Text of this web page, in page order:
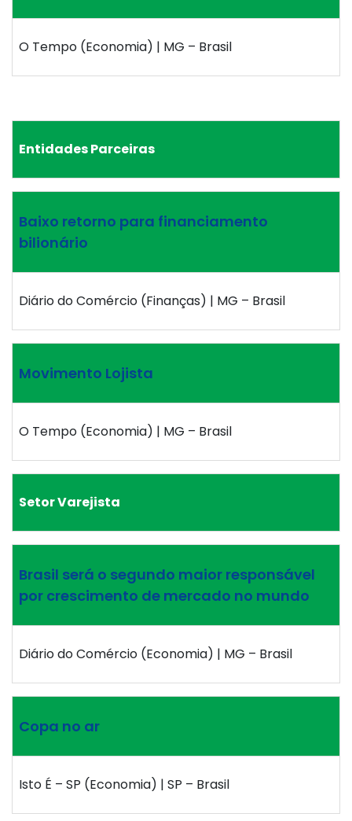
O Tempo (Economia) | MG – Brasil
Entidades Parceiras
Baixo retorno para financiamento
bilionário
Diário do Comércio (Finanças) | MG – Brasil
Movimento Lojista
O Tempo (Economia) | MG – Brasil
Setor Varejista
Brasil será o segundo maior responsável
por crescimento de mercado no mundo
Diário do Comércio (Economia) | MG – Brasil
Copa no ar
Isto É – SP (Economia) | SP – Brasil